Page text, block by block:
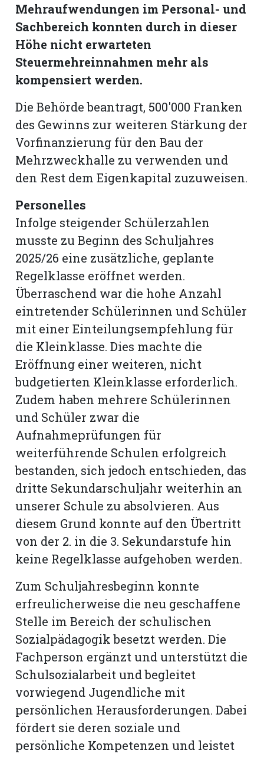
Mehraufwendungen im Personal- und
Sachbereich konnten durch in dieser
Höhe nicht erwarteten
Steuermehreinnahmen mehr als
kompensiert werden.
Die Behörde beantragt, 500'000 Franken
des Gewinns zur weiteren Stärkung der
Vorfinanzierung für den Bau der
Mehrzweckhalle zu verwenden und
den Rest dem Eigenkapital zuzuweisen.
Personelles
Infolge steigender Schülerzahlen
musste zu Beginn des Schuljahres
2025/26 eine zusätzliche, geplante
Regelklasse eröffnet werden.
Überraschend war die hohe Anzahl
eintretender Schülerinnen und Schüler
mit einer Einteilungsempfehlung für
die Kleinklasse. Dies machte die
Eröffnung einer weiteren, nicht
budgetierten Kleinklasse erforderlich.
Zudem haben mehrere Schülerinnen
und Schüler zwar die
Aufnahmeprüfungen für
weiterführende Schulen erfolgreich
bestanden, sich jedoch entschieden, das
dritte Sekundarschuljahr weiterhin an
unserer Schule zu absolvieren. Aus
diesem Grund konnte auf den Übertritt
von der 2. in die 3. Sekundarstufe hin
keine Regelklasse aufgehoben werden.
Zum Schuljahresbeginn konnte
erfreulicherweise die neu geschaffene
Stelle im Bereich der schulischen
Sozialpädagogik besetzt werden. Die
Fachperson ergänzt und unterstützt die
Schulsozialarbeit und begleitet
vorwiegend Jugendliche mit
persönlichen Herausforderungen. Dabei
fördert sie deren soziale und
persönliche Kompetenzen und leistet